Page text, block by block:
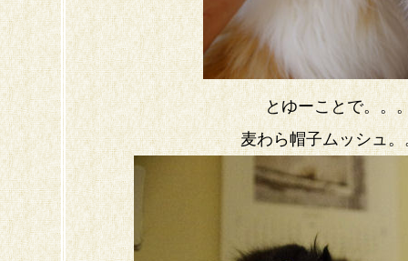
とゆーことで。。
麦わら帽子ムッシュ